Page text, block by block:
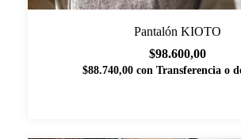
Pantalón KIOTO
$98.600,00
$88.740,00 con Transferencia o